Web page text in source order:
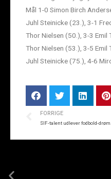
Mål 1-0 Simon Birch
Juhl Steinicke (23.), 3-1
Thor Nielsen (50.), 3-3 Emil
Thor Nielsen (53.), 3-5
Juhl Steinicke (75.), 4-6
FORRIGE